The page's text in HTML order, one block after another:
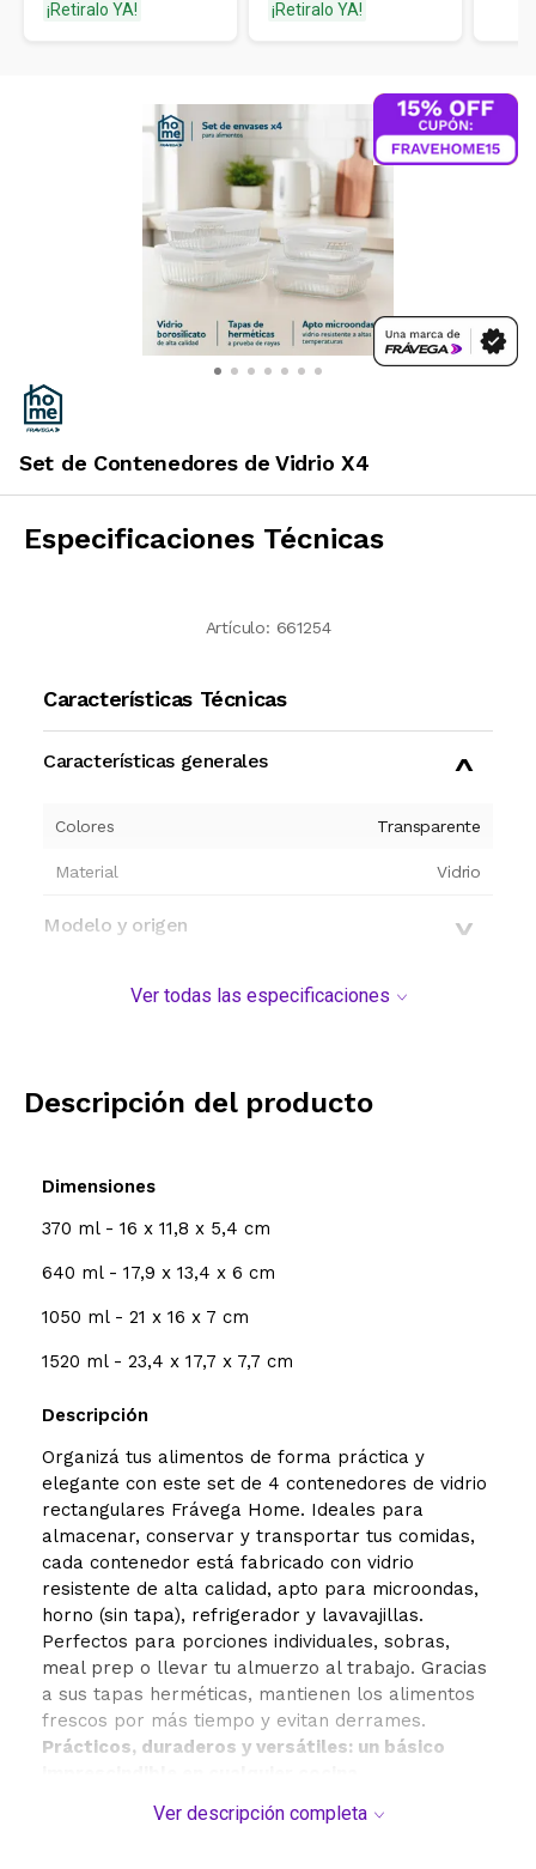
¡Retiralo YA!
¡Retiralo YA!
Set de Contenedores de Vidrio X4
Especificaciones Técnicas
Artículo: 661254
Características Técnicas
Características generales
Colores Transparente
Material Vidrio
Modelo y origen
Ver todas las especificaciones
Descripción del producto
Dimensiones
370 ml - 16 x 11,8 x 5,4 cm
640 ml - 17,9 x 13,4 x 6 cm
1050 ml - 21 x 16 x 7 cm
1520 ml - 23,4 x 17,7 x 7,7 cm
Descripción
Organizá tus alimentos de forma práctica y
elegante con este set de 4 contenedores de vidrio
rectangulares Frávega Home. Ideales para
almacenar, conservar y transportar tus comidas,
cada contenedor está fabricado con vidrio
resistente de alta calidad, apto para microondas,
horno (sin tapa), refrigerador y lavavajillas.
Perfectos para porciones individuales, sobras,
meal prep o llevar tu almuerzo al trabajo. Gracias
a sus tapas herméticas, mantienen los alimentos
frescos por más tiempo y evitan derrames.
Prácticos, duraderos y versátiles: un básico
¿Qué incluye?
Ver descripción completa